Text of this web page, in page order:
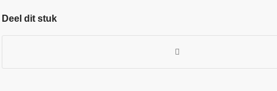
Deel dit stuk